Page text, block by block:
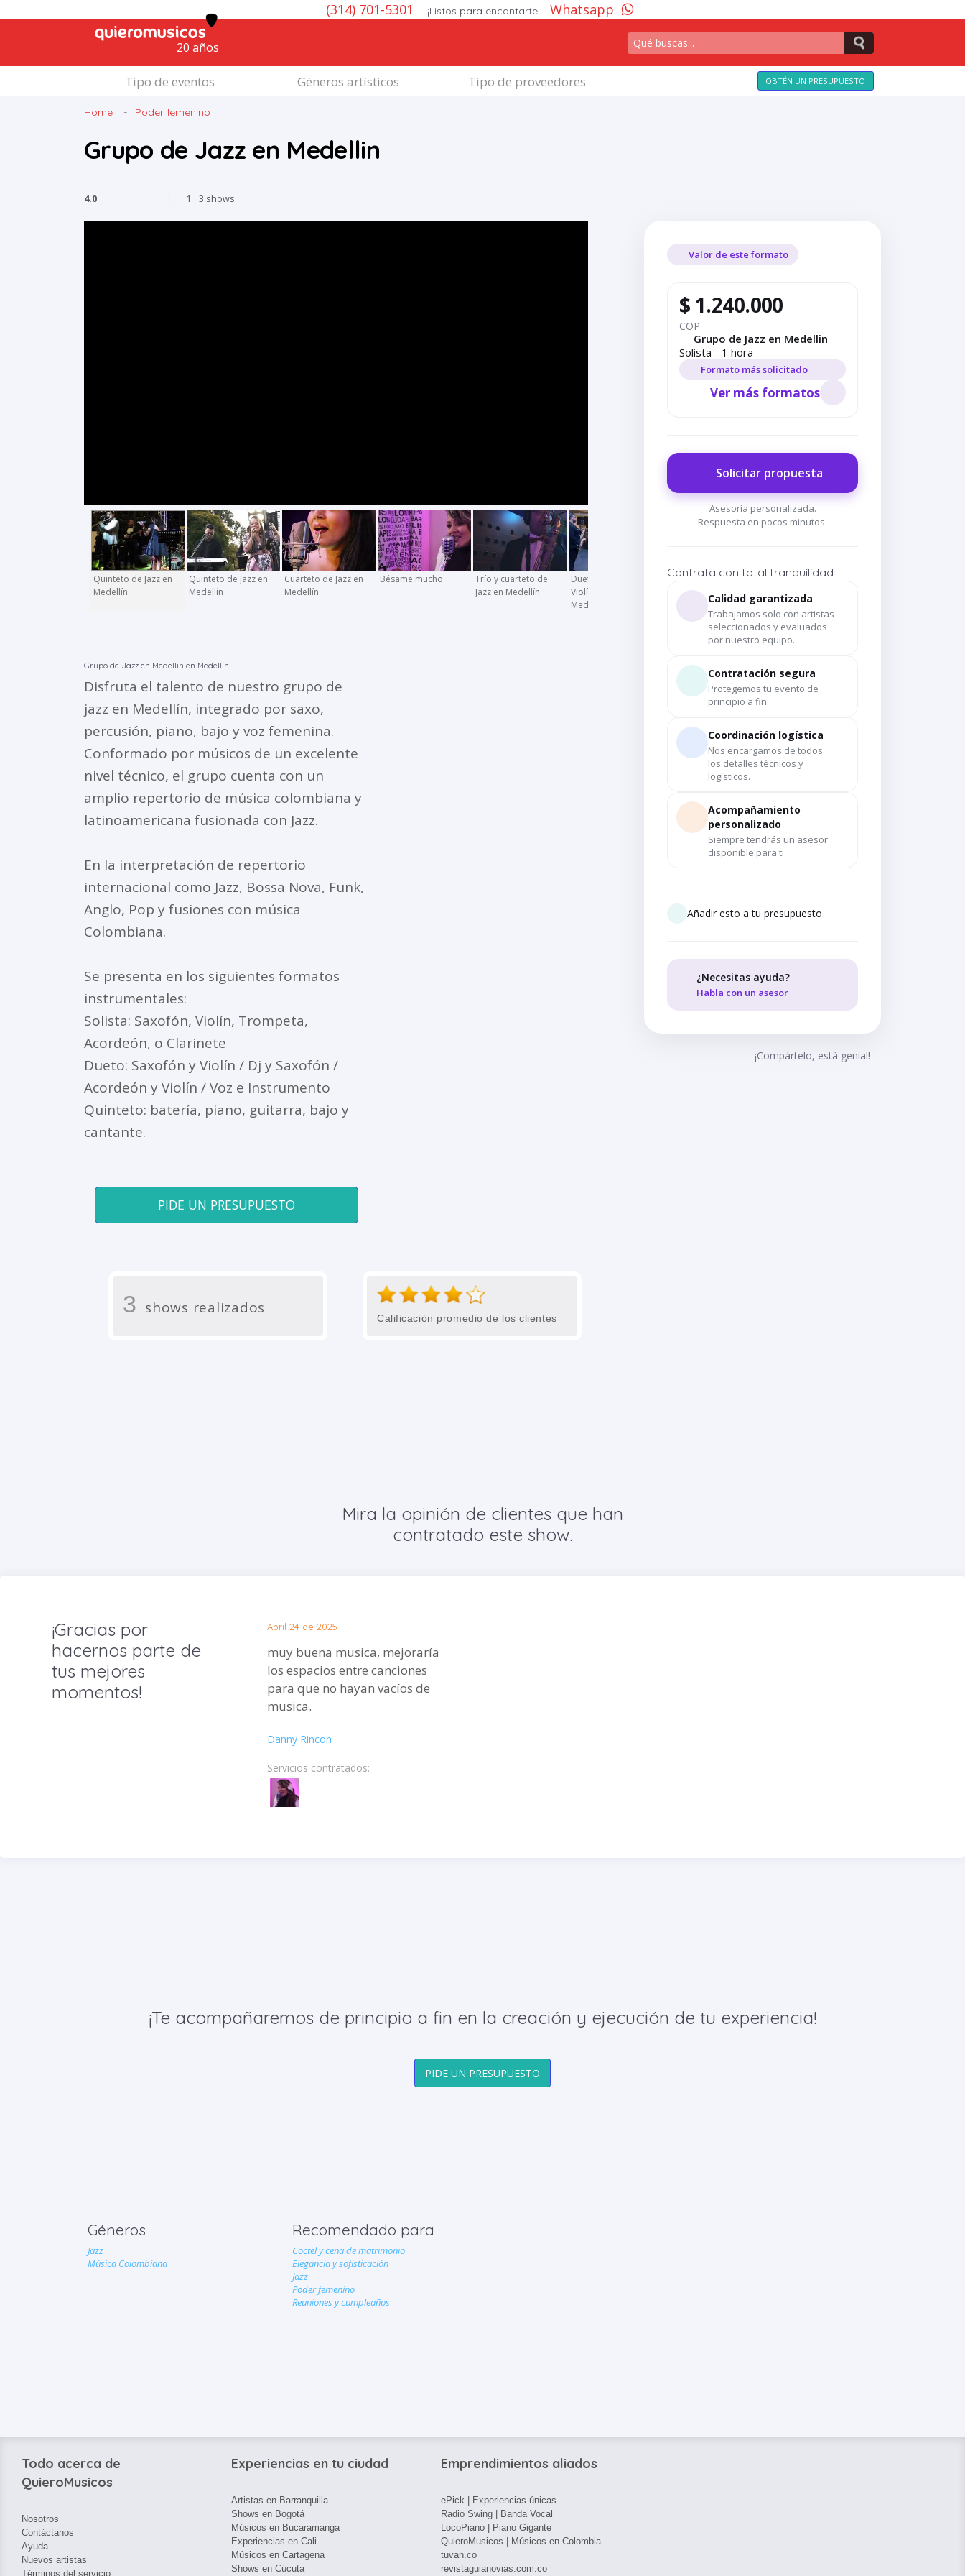
(314) 701-5301 ¡Listos para encantarte! Whatsapp
20 años
Tipo de eventos Géneros artísticos Tipo de proveedores OBTÉN UN PRESUPUESTO
Home Poder femenino
Grupo de Jazz en Medellin
4.0 | 1 | 3 shows
Quinteto de Jazz en
Medellín
Quinteto de Jazz en
Medellín
Cuarteto de Jazz en
Medellín
Bésame mucho
Trío y cuarteto de
Jazz en Medellín
Dueto Saxofon y
Violín con Pistas en
Medellín
Dueto Clarinete y Dj
con Pistas en
Medellín
Dueto Saxofon y
Acordeón con Pistas
en Medellín
Valor de este formato
$ 1.240.000
COP
Grupo de Jazz en Medellin
Solista - 1 hora
Formato más solicitado
Ver más formatos
Solicitar propuesta
Asesoría personalizada.
Respuesta en pocos minutos.
Contrata con total tranquilidad
Calidad garantizada
Trabajamos solo con artistas
seleccionados y evaluados
por nuestro equipo.
Contratación segura
Protegemos tu evento de
principio a fin.
Coordinación logística
Nos encargamos de todos
los detalles técnicos y
logísticos.
Acompañamiento
personalizado
Siempre tendrás un asesor
disponible para ti.
Añadir esto a tu presupuesto
¿Necesitas ayuda?
Habla con un asesor
¡Compártelo, está genial!
Grupo de Jazz en Medellin en Medellín
Disfruta el talento de nuestro grupo de
jazz en Medellín, integrado por saxo,
percusión, piano, bajo y voz femenina.
Conformado por músicos de un excelente
nivel técnico, el grupo cuenta con un
amplio repertorio de música colombiana y
latinoamericana fusionada con Jazz.
En la interpretación de repertorio
internacional como Jazz, Bossa Nova, Funk,
Anglo, Pop y fusiones con música
Colombiana.
Se presenta en los siguientes formatos
instrumentales:
Solista: Saxofón, Violín, Trompeta,
Acordeón, o Clarinete
Dueto: Saxofón y Violín / Dj y Saxofón /
Acordeón y Violín / Voz e Instrumento
Quinteto: batería, piano, guitarra, bajo y
cantante.
PIDE UN PRESUPUESTO
3 shows realizados
Calificación promedio de los clientes
Mira la opinión de clientes que han
contratado este show.
¡Gracias por
hacernos parte de
tus mejores
momentos!
Abril 24 de 2025
muy buena musica, mejoraría
los espacios entre canciones
para que no hayan vacíos de
musica.
Danny Rincon
Servicios contratados:
¡Te acompañaremos de principio a fin en la creación y ejecución de tu experiencia!
PIDE UN PRESUPUESTO
Géneros
Jazz
Música Colombiana
Recomendado para
Coctel y cena de matrimonio
Elegancia y sofisticación
Jazz
Poder femenino
Reuniones y cumpleaños
Todo acerca de
QuieroMusicos
Nosotros
Contáctanos
Ayuda
Nuevos artistas
Términos del servicio
Experiencias en tu ciudad
Artistas en Barranquilla
Shows en Bogotá
Músicos en Bucaramanga
Experiencias en Cali
Músicos en Cartagena
Shows en Cúcuta
Emprendimientos aliados
ePick | Experiencias únicas
Radio Swing | Banda Vocal
LocoPiano | Piano Gigante
QuieroMusicos | Músicos en Colombia
tuvan.co
revistaguianovias.com.co